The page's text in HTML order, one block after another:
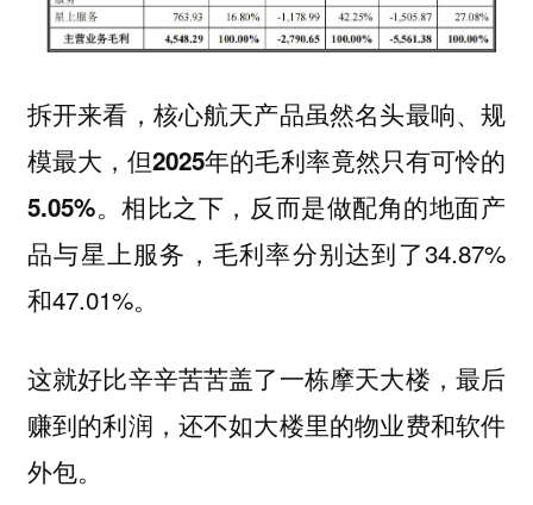
拆开来看，核心航天产品虽然名头最响、规
模最大，但2025年的毛利率竟然只有可怜的
5.05%。相比之下，反而是做配角的地面产
品与星上服务，毛利率分别达到了34.87%
和47.01%。
这就好比辛辛苦苦盖了一栋摩天大楼，最后
赚到的利润，还不如大楼里的物业费和软件
外包。